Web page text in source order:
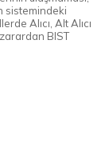
sistemindeki
Alıcı, Alt Alıcı
BIST